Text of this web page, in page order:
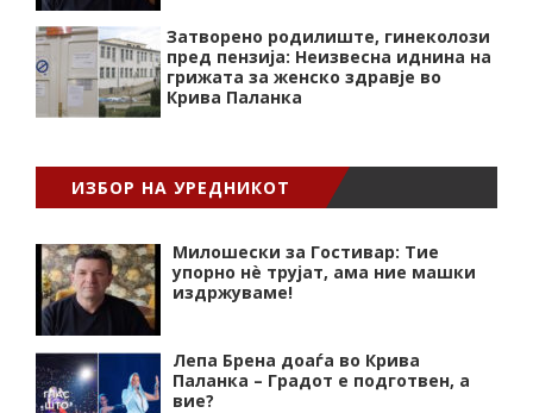
Затворено родилиште, гинеколози
пред пензија: Неизвесна иднина на
грижата за женско здравје во
Крива Паланка
ИЗБОР НА УРЕДНИКОТ
Милошески за Гостивар: Тие
упорно нѐ трујат, ама ние машки
издржуваме!
Лепа Брена доаѓа во Крива
Паланка – Градот е подготвен, а
вие?